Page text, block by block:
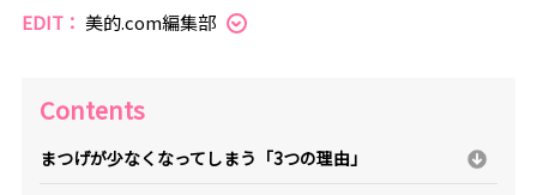
EDIT： 美的.com編集部
Contents
まつげが少なくなってしまう「3つの理由」